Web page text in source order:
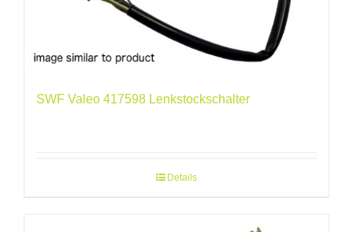
SWF Valeo 417598 Lenkstockschalter
Details